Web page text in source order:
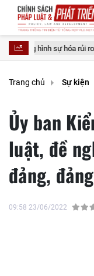
hóa rủi ro phát triển -
Trang chủ Sự kiện
Ủy ban
luật, đề
đảng,
09:58 23/06/2022